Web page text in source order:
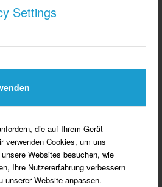
Settings
die auf Ihrem Gerät
verwenden Cookies, um uns
Websites besuchen, wie
Ihre Nutzererfahrung verbessern
unserer Website anpassen.